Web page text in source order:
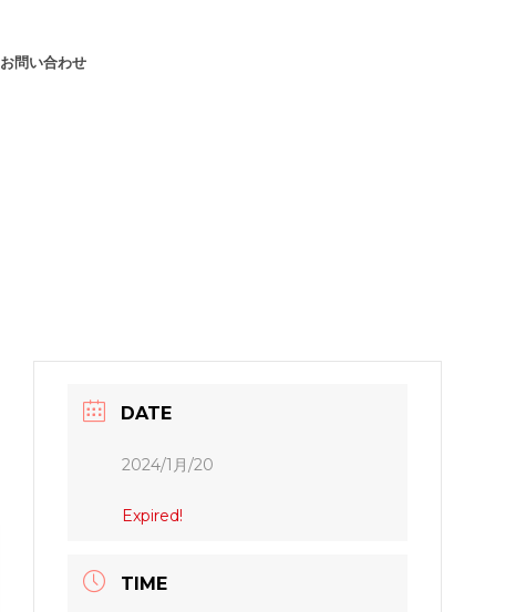
お問い合わせ
DATE
2024/1月/20
Expired!
TIME